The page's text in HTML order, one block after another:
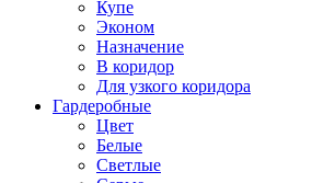
Купе
Эконом
Назначение
В коридор
Для узкого коридора
Гардеробные
Цвет
Белые
Светлые